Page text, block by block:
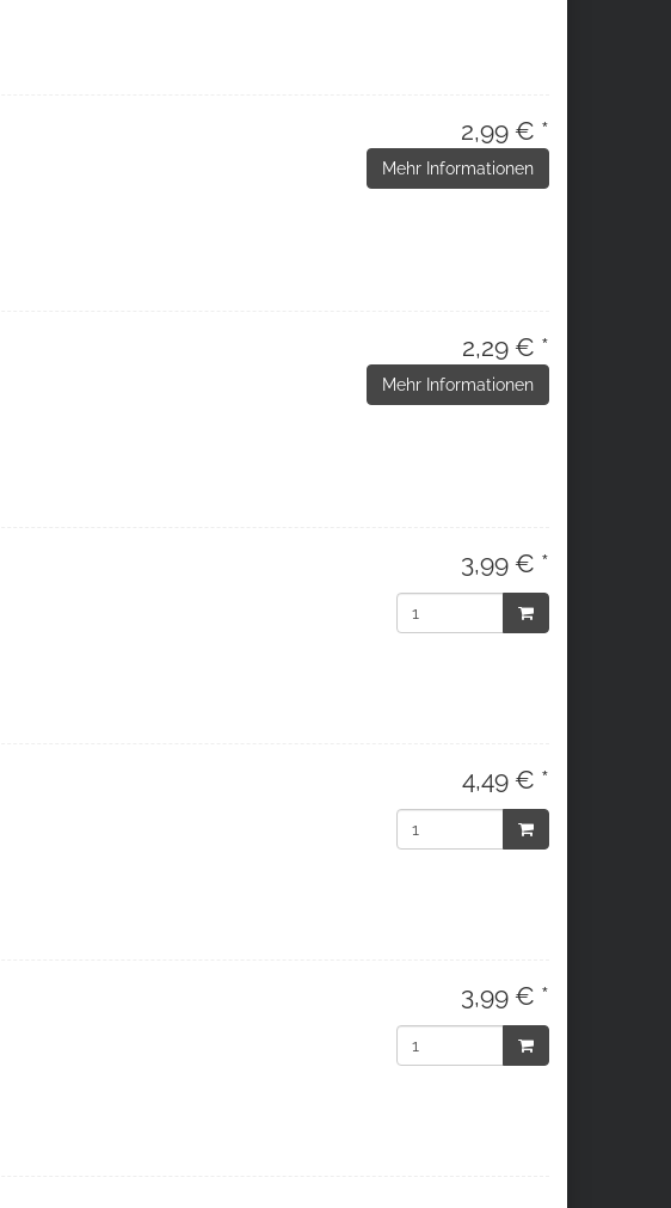
2,99 € *
Mehr Informationen
2,29 € *
Mehr Informationen
3,99 € *
4,49 € *
3,99 € *